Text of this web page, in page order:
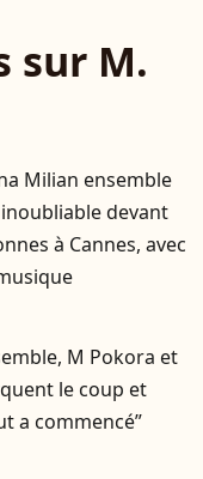
sur M.
Milian ensemble
devant
à Cannes, avec
M Pokora et
le coup et
a commencé”